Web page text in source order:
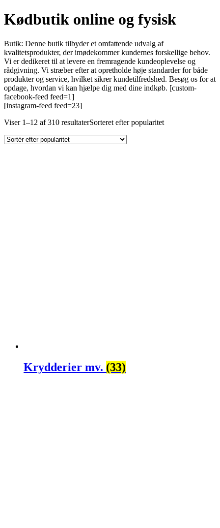
Kødbutik online og fysisk
Butik: Denne butik tilbyder et omfattende udvalg af
kvalitetsprodukter, der imødekommer kundernes forskellige behov.
Vi er dedikeret til at levere en fremragende kundeoplevelse og
rådgivning. Vi stræber efter at opretholde høje standarder for både
produkter og service, hvilket sikrer kundetilfredshed. Besøg os for at
opdage, hvordan vi kan hjælpe dig med dine indkøb. [custom-
facebook-feed feed=1]
[instagram-feed feed=23]
Viser 1–12 af 310 resultaterSorteret efter popularitet
Krydderier mv. (33)